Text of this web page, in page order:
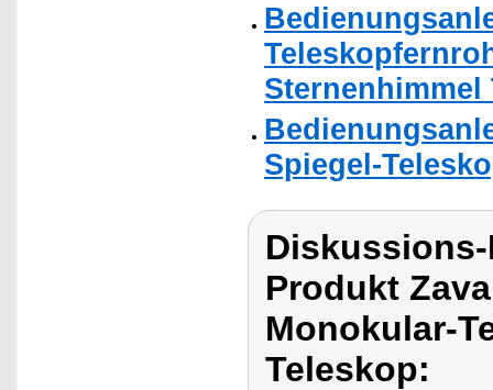
Sternenhimmel
Spiegel-
Produkt
Monokular-
Teleskop: